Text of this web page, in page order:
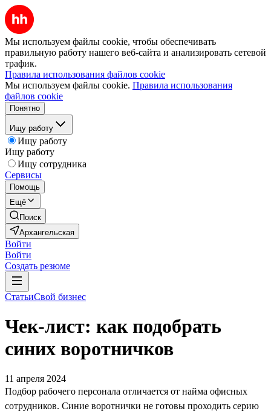
Мы используем файлы cookie, чтобы обеспечивать
правильную работу нашего веб-сайта и анализировать сетевой
трафик.
Правила использования файлов cookie
Мы используем файлы cookie. Правила использования
файлов cookie
Понятно
Ищу работу
Ищу работу
Ищу работу
Ищу сотрудника
Сервисы
Помощь
Ещё
Поиск
Архангельская
Войти
Войти
Создать резюме
СтатьиСвой бизнес
Чек-лист: как подобрать
синих воротничков
11 апреля 2024
Подбор рабочего персонала отличается от найма офисных
сотрудников. Синие воротнички не готовы проходить серию